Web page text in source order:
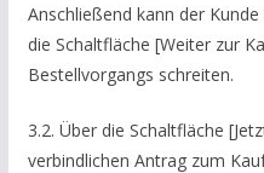
Anschließend kann der
die Schaltfläche [Weiter zur
Bestellvorgangs schreiten.
3.2. Über die Schaltfläche
verbindlichen Antrag zum